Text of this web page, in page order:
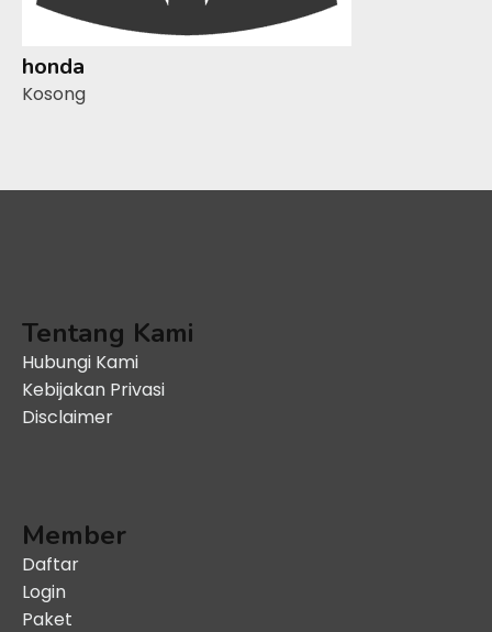
honda
Kosong
Tentang Kami
Hubungi Kami
Kebijakan Privasi
Disclaimer
Member
Daftar
Login
Paket